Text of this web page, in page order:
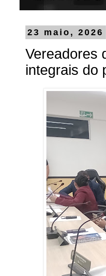
23 maio, 2026
Vereadores
integrais do